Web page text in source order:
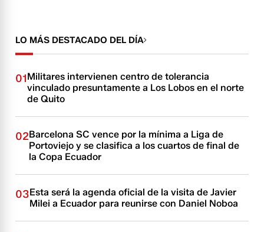
LO MÁS DESTACADO DEL DÍA
01Militares intervienen centro de tolerancia
vinculado presuntamente a Los Lobos en el norte
de Quito
02Barcelona SC vence por la mínima a Liga de
Portoviejo y se clasifica a los cuartos de final de
la Copa Ecuador
03Esta será la agenda oficial de la visita de Javier
Milei a Ecuador para reunirse con Daniel Noboa